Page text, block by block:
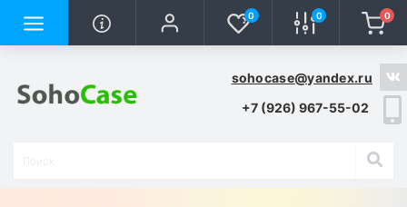
0 0 0
sohocase@yandex.ru
+7 (926) 967-55-02